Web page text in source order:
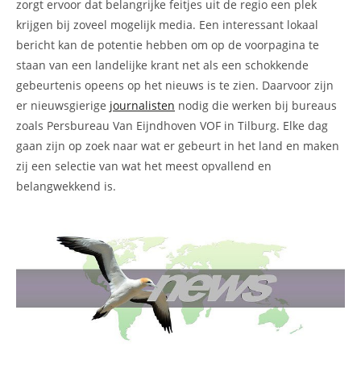
zorgt ervoor dat belangrijke feitjes uit de regio een plek
krijgen bij zoveel mogelijk media. Een interessant lokaal
bericht kan de potentie hebben om op de voorpagina te
staan van een landelijke krant net als een schokkende
gebeurtenis opeens op het nieuws is te zien. Daarvoor zijn
er nieuwsgierige journalisten nodig die werken bij bureaus
zoals Persbureau Van Eijndhoven VOF in Tilburg. Elke dag
gaan zijn op zoek naar wat er gebeurt in het land en maken
zij een selectie van wat het meest opvallend en
belangwekkend is.